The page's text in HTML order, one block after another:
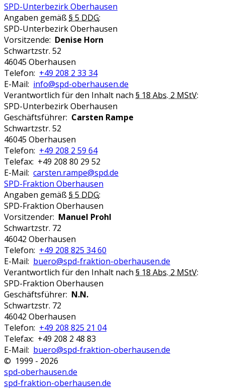
SPD-Unterbezirk Oberhausen
Angaben gemäß § 5 DDG:
SPD-Unterbezirk Oberhausen
Vorsitzende: Denise Horn
Schwartzstr. 52
46045 Oberhausen
Telefon: +49 208 2 33 34
E-Mail: info@spd-oberhausen.de
Verantwortlich für den Inhalt nach § 18 Abs. 2 MStV:
SPD-Unterbezirk Oberhausen
Geschäftsführer: Carsten Rampe
Schwartzstr. 52
46045 Oberhausen
Telefon: +49 208 2 59 64
Telefax: +49 208 80 29 52
E-Mail: carsten.rampe@spd.de
SPD-Fraktion Oberhausen
Angaben gemäß § 5 DDG:
SPD-Fraktion Oberhausen
Vorsitzender: Manuel Prohl
Schwartzstr. 72
46042 Oberhausen
Telefon: +49 208 825 34 60
E-Mail: buero@spd-fraktion-oberhausen.de
Verantwortlich für den Inhalt nach § 18 Abs. 2 MStV:
SPD-Fraktion Oberhausen
Geschäftsführer: N.N.
Schwartzstr. 72
46042 Oberhausen
Telefon: +49 208 825 21 04
Telefax: +49 208 2 48 83
E-Mail: buero@spd-fraktion-oberhausen.de
© 1999 - 2026
spd-oberhausen.de
spd-fraktion-oberhausen.de